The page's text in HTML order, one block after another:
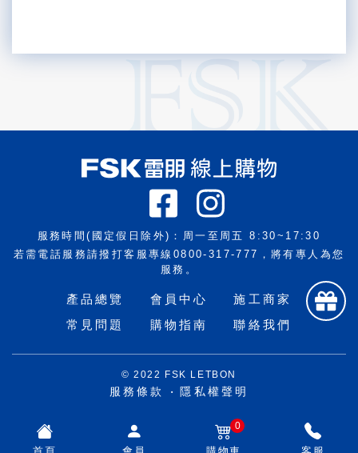
服務時間(國定假日除外)： 周一至周五 8:30~17:30
若需電話服務請撥打客服專線 0800-317-777 ，將有專人為您
服務。
產品總覽 會員中心
施工商家
常見問題
購物指南 聯絡我們
© 2022 FSK LETBON
服務條款 隱私權聲明
0